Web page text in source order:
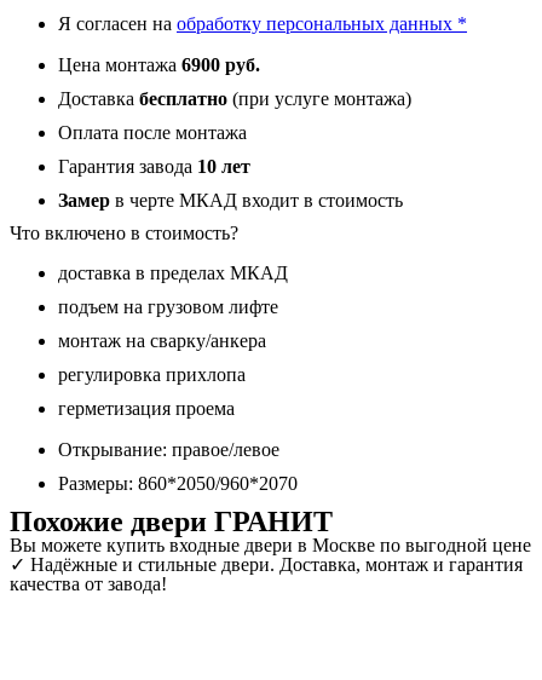
окраскуЯ согласен на обработку персональных данных *
Цена монтажа 6900 руб.
Доставка бесплатно (при услуге монтажа)
Оплата после монтажа
Гарантия завода 10 лет
Замер в черте МКАД входит в стоимость
Что включено в стоимость?
доставка в пределах МКАД
подъем на грузовом лифте
монтаж на сварку/анкера
регулировка прихлопа
герметизация проема
Открывание: правое/левое
Размеры: 860*2050/960*2070
Похожие двери ГРАНИТ
Вы можете купить входные двери в Москве по выгодной цене
✓ Надёжные и стильные двери. Доставка, монтаж и гарантия
качества от завода!